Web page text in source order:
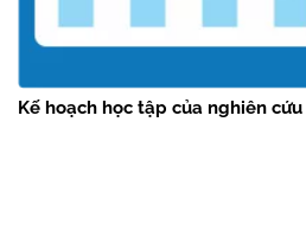
Kế hoạch học tập của nghiên cứu